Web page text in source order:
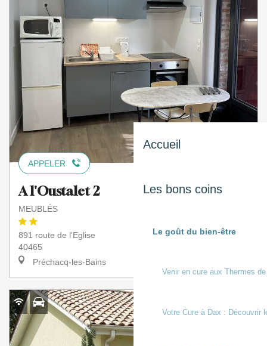
Accueil
Les bons coins
Le goût du bien-être
Venir en cure aux Thermes
Votre Cure à Dax : Découvrir
APPELER
A l'Oustalet 2
MEUBLÉS
891 route de l'Eglise
40465
Préchacq-les-Bains
385 €